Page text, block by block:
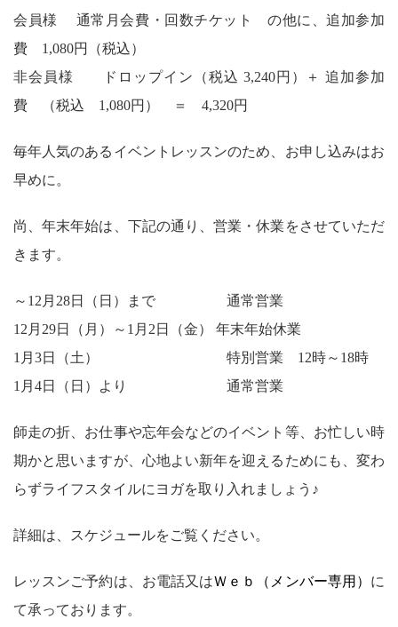
会員様 通常月会費・回数チケット の他に、追加参加
費 1,080円（税込）
非会員様 ドロップイン（税込 3,240円）＋ 追加参加
費 （税込 1,080円） ＝ 4,320円
毎年人気のあるイベントレッスンのため、お申し込みはお
早めに。
尚、年末年始は、下記の通り、営業・休業をさせていただ
きます。
～12月28日（日）まで 通常営業
12月29日（月）～1月2日（金） 年末年始休業
1月3日（土） 特別営業 12時～18時
1月4日（日）より 通常営業
師走の折、お仕事や忘年会などのイベント等、お忙しい時
期かと思いますが、心地よい新年を迎えるためにも、変わ
らずライフスタイルにヨガを取り入れましょう♪
詳細は、スケジュールをご覧ください。
レッスンご予約は、お電話又はＷｅｂ（メンバー専用） に
て承っております。